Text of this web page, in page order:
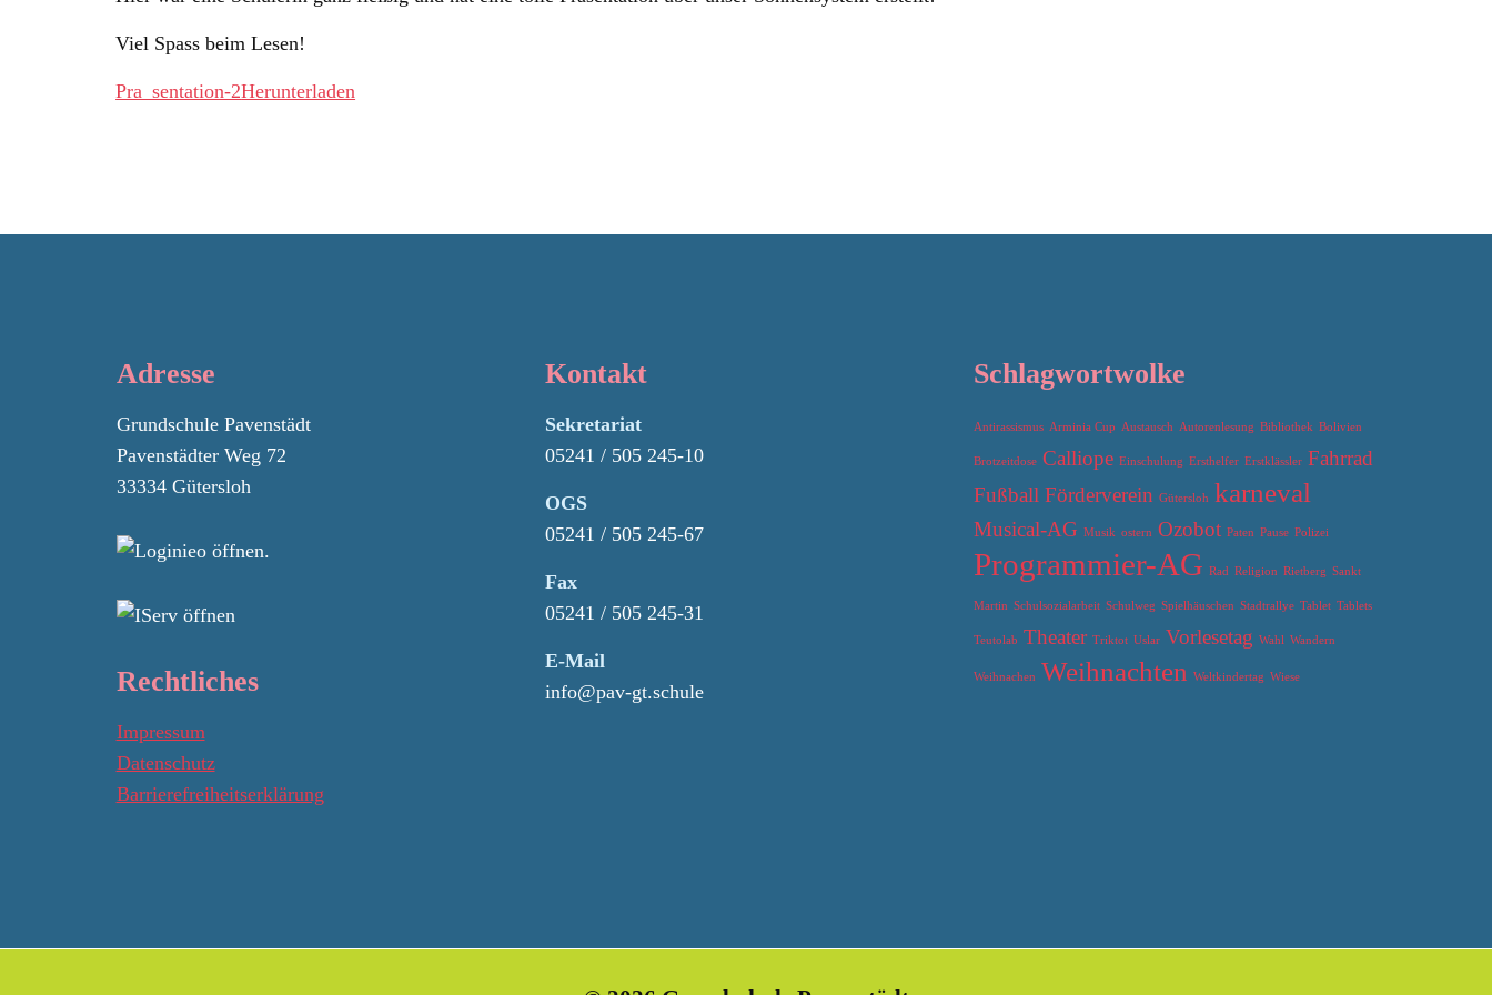
Viel Spass beim Lesen!
Pra_sentation-2Herunterladen
Adresse
Grundschule Pavenstädt
Pavenstädter Weg 72
33334 Gütersloh
Rechtliches
Impressum
Datenschutz
Barrierefreiheitserklärung
Kontakt
Sekretariat
05241 / 505 245-10
OGS
05241 / 505 245-67
Fax
05241 / 505 245-31
E-Mail
info@pav-gt.schule
Schlagwortwolke
Antirassismus Arminia Cup Austausch Autorenlesung Bibliothek Bolivien
Brotzeitdose Calliope Einschulung Ersthelfer Erstklässler Fahrrad
Fußball Förderverein Gütersloh karneval
Musical-AG Musik ostern Ozobot Paten Pause Polizei
Programmier-AG Rad Religion Rietberg Sankt
Martin Schulsozialarbeit Schulweg Spielhäuschen Stadtrallye Tablet Tablets
Teutolab Theater Triktot Uslar Vorlesetag Wahl Wandern
Weihnachen Weihnachten Weltkindertag Wiese